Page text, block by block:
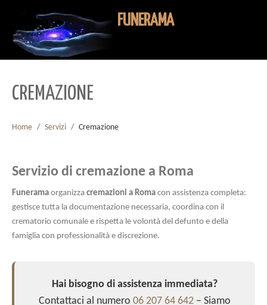
FUNERAMA
CREMAZIONE
Home / Servizi / Cremazione
Servizio di cremazione a Roma
Funerama organizza cremazioni a Roma con assistenza completa:
gestisce tutta la documentazione necessaria, coordina con il
crematorio comunale e rispetta le volontà del defunto e della
famiglia con professionalità e discrezione.
Hai bisogno di assistenza immediata?
Contattaci al numero 06 207 64 642 – Siamo